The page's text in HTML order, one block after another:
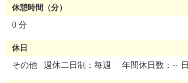
休憩時間（分）
0 分
休日
その他
週休二日制：毎週 年間休日数：-- 日